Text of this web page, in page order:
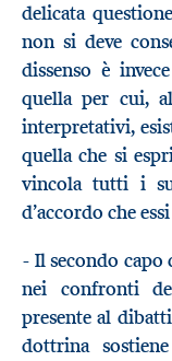
delicata
non si deve
dissenso è
quella per cui,
interpretativi,
quella che si
vincola tutti i
d’accordo che
- Il secondo capo
nei confronti
presente al
dottrina